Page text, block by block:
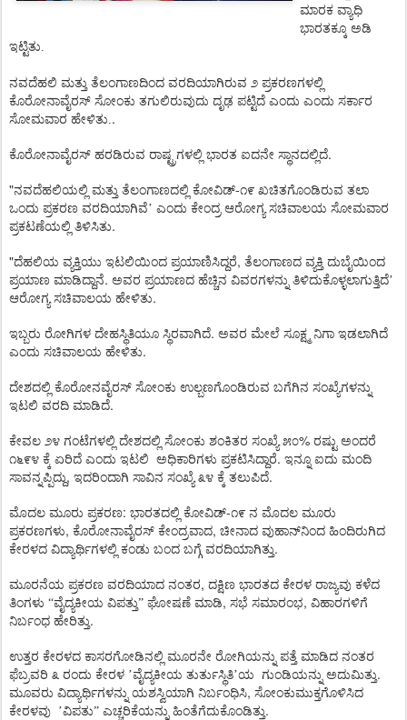
ಮಾರಕ ವ್ಯಾಧಿ
ಭಾರತಕ್ಕೂ ಅಡಿ
ಇಟ್ಟಿತು.
ನವದೆಹಲಿ ಮತ್ತು ತೆಲಂಗಾಣದಿಂದ ವರದಿಯಾಗಿರುವ ೨ ಪ್ರಕರಣಗಳಲ್ಲಿ
ಕೊರೋನಾವೈರಸ್ ಸೋಂಕು ತಗುಲಿರುವುದು ದೃಢ ಪಟ್ಟಿದೆ ಎಂದು ಎಂದು ಸರ್ಕಾರ
ಸೋಮವಾರ ಹೇಳಿತು..
ಕೊರೋನಾವೈರಸ್ ಹರಡಿರುವ ರಾಷ್ಟ್ರಗಳಲ್ಲಿ ಭಾರತ ಐದನೇ ಸ್ಥಾನದಲ್ಲಿದೆ.
"ನವದೆಹಲಿಯಲ್ಲಿ ಮತ್ತು ತೆಲಂಗಾಣದಲ್ಲಿ ಕೋವಿಡ್-೧೯ ಖಚಿತಗೊಂಡಿರುವ ತಲಾ
ಒಂದು ಪ್ರಕರಣ ವರದಿಯಾಗಿವೆ’ ಎಂದು ಕೇಂದ್ರ ಆರೋಗ್ಯ ಸಚಿವಾಲಯ ಸೋಮವಾರ
ಪ್ರಕಟಣೆಯಲ್ಲಿ ತಿಳಿಸಿತು.
"ದೆಹಲಿಯ ವ್ಯಕ್ತಿಯು ಇಟಲಿಯಿಂದ ಪ್ರಯಾಣಿಸಿದ್ದರೆ, ತೆಲಂಗಾಣದ ವ್ಯಕ್ತಿ ದುಬೈಯಿಂದ
ಪ್ರಯಾಣ ಮಾಡಿದ್ದಾನೆ. ಅವರ ಪ್ರಯಾಣದ ಹೆಚ್ಚಿನ ವಿವರಗಳನ್ನು ತಿಳಿದುಕೊಳ್ಳಲಾಗುತ್ತಿದೆ’
ಆರೋಗ್ಯ ಸಚಿವಾಲಯ ಹೇಳಿತು.
ಇಬ್ಬರು ರೋಗಿಗಳ ದೇಹಸ್ಥಿತಿಯೂ ಸ್ಥಿರವಾಗಿದೆ. ಅವರ ಮೇಲೆ ಸೂಕ್ಷ್ಮ ನಿಗಾ ಇಡಲಾಗಿದೆ
ಎಂದು ಸಚಿವಾಲಯ ಹೇಳಿತು.
ದೇಶದಲ್ಲಿ ಕೊರೋನವೈರಸ್ ಸೋಂಕು ಉಲ್ಬಣಗೊಂಡಿರುವ ಬಗೆಗಿನ ಸಂಖ್ಯೆಗಳನ್ನು
ಇಟಲಿ ವರದಿ ಮಾಡಿದೆ.
ಕೇವಲ ೨೪ ಗಂಟೆಗಳಲ್ಲಿ ದೇಶದಲ್ಲಿ ಸೋಂಕು ಶಂಕಿತರ ಸಂಖ್ಯೆ ೫೦% ರಷ್ಟು ಅಂದರೆ
೧೬೯೪ ಕ್ಕೆ ಏರಿದೆ ಎಂದು ಇಟಲಿ ಅಧಿಕಾರಿಗಳು ಪ್ರಕಟಿಸಿದ್ದಾರೆ. ಇನ್ನೂ ಐದು ಮಂದಿ
ಸಾವನ್ನಪ್ಪಿದ್ದು, ಇದರಿಂದಾಗಿ ಸಾವಿನ ಸಂಖ್ಯೆ ೩೪ ಕ್ಕೆ ತಲುಪಿದೆ.
ಮೊದಲ ಮೂರು ಪ್ರಕರಣ: ಭಾರತದಲ್ಲಿ ಕೋವಿಡ್-೧೯ ನ ಮೊದಲ ಮೂರು
ಪ್ರಕರಣಗಳು, ಕೊರೋನಾವೈರಸ್ ಕೇಂದ್ರವಾದ, ಚೀನಾದ ವುಹಾನ್‌ನಿಂದ ಹಿಂದಿರುಗಿದ
ಕೇರಳದ ವಿದ್ಯಾರ್ಥಿಗಳಲ್ಲಿ ಕಂಡು ಬಂದ ಬಗ್ಗೆ ವರದಿಯಾಗಿತ್ತು.
ಮೂರನೆಯ ಪ್ರಕರಣ ವರದಿಯಾದ ನಂತರ, ದಕ್ಷಿಣ ಭಾರತದ ಕೇರಳ ರಾಜ್ಯವು ಕಳೆದ
ತಿಂಗಳು “ವೈದ್ಯಕೀಯ ವಿಪತ್ತು” ಘೋಷಣೆ ಮಾಡಿ, ಸಭೆ ಸಮಾರಂಭ, ವಿಹಾರಗಳಿಗೆ
ನಿರ್ಬಂಧ ಹೇರಿತ್ತು.
ಉತ್ತರ ಕೇರಳದ ಕಾಸರಗೋಡಿನಲ್ಲಿ ಮೂರನೇ ರೋಗಿಯನ್ನು ಪತ್ತೆ ಮಾಡಿದ ನಂತರ
ಫೆಬ್ರವರಿ ೩ ರಂದು ಕೇರಳ ’ವೈದ್ಯಕೀಯ ತುರ್ತುಸ್ಥಿತಿ’ಯ ಗುಂಡಿಯನ್ನು ಅದುಮಿತ್ತು.
ಮೂವರು ವಿದ್ಯಾರ್ಥಿಗಳನ್ನು ಯಶಸ್ವಿಯಾಗಿ ನಿರ್ಬಂಧಿಸಿ, ಸೋಂಕುಮುಕ್ತಗೊಳಿಸಿದ
ಕೇರಳವು ’ವಿಪತು” ಎಚ್ಚರಿಕೆಯನ್ನು ಹಿಂತೆಗೆದುಕೊಂಡಿತ್ತು.